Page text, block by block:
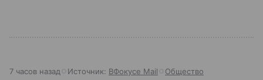
7 часов назад Источник: ВФокусе Mail Общество